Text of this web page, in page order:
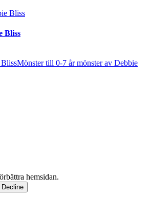
Bliss
till 0-7 år mönster av Debbie
hemsidan.
Decline